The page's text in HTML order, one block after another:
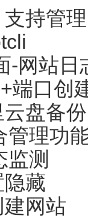
持管
-网站
端口创
盘备份
管理功
测
藏
网站